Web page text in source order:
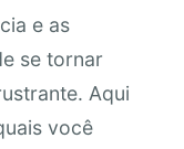
e as
se tornar
Aqui
você